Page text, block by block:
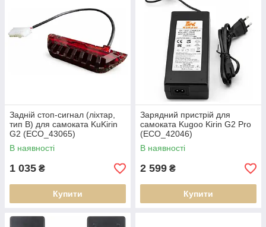
Задній стоп-сигнал (ліхтар,
тип B) для самоката KuKirin
G2 (ECO_43065)
В наявності
1 035 ₴
Купити
Зарядний пристрій для
самоката Kugoo Kirin G2 Pro
(ECO_42046)
В наявності
2 599 ₴
Купити